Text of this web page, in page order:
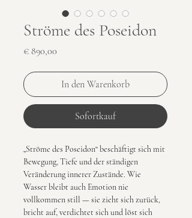
Ströme des Poseidon
€ 890,00
In den Warenkorb
Sofortkauf
„Ströme des Poseidon“ beschäftigt sich mit
Bewegung, Tiefe und der ständigen
Veränderung innerer Zustände. Wie
Wasser bleibt auch Emotion nie
vollkommen still — sie zieht sich zurück,
bricht auf, verdichtet sich und löst sich